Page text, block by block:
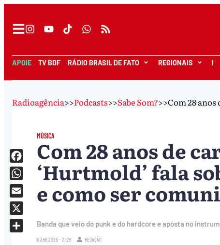
APOIE TV BDF RÁDIO BRASIL DE FATO REGIONAIS I
Radioagência>>Podcasts>>Sabe Som?>>Com 28
MÚSICA
Com 28 anos de
‘Hurtmold’ fala
e como ser
Banda que veio do punk e do hardcore e aposta no
10.ABR.2026 - 21:26 REDAÇÃO
Facebook
WhatsApp
Email
X